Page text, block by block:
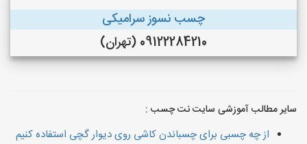
چسب نسوز سرامیکی
09122284210 (تهران)
سایر مطالب آموزشی سایت نت چسب :
از چه چسبی برای چسباندن کاشی روی دیوار گچی استفاده کنیم